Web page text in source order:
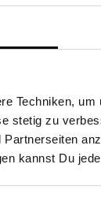
Techniken,
stetig zu
kannst Du